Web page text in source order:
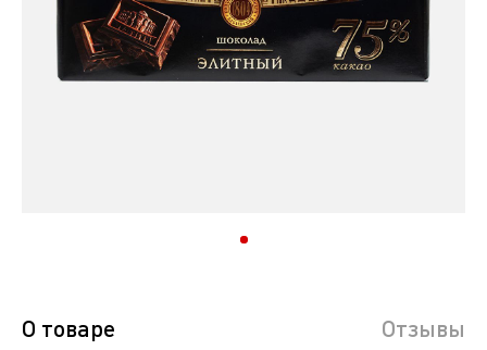
О товаре Отзывы